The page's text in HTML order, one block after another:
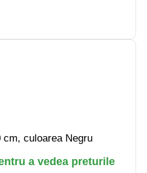
culoarea Negru
a vedea preturile